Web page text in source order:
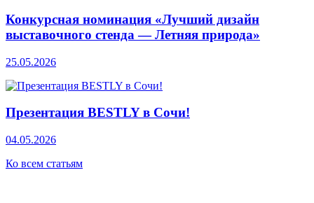
Конкурсная номинация «Лучший дизайн
выставочного стенда — Летняя природа»
25.05.2026
Презентация BESTLY в Сочи!
04.05.2026
Ко всем статьям